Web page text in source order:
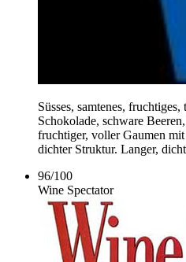
Süsses, samtenes,
Schokolade, schware
fruchtiger, voller Gaumen
dichter Struktur. Langer,
96/100
Wine Spectator